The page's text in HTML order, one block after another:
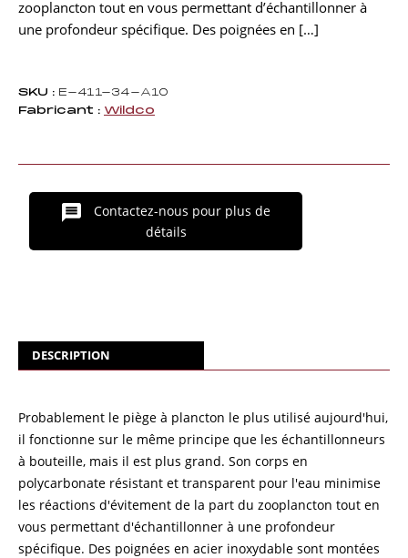
zooplancton tout en vous permettant d’échantillonner à
une profondeur spécifique. Des poignées en […]
SKU : E-411-34-A10
Fabricant : Wildco
Contactez-nous pour plus de
détails
DESCRIPTION
Probablement le piège à plancton le plus utilisé aujourd'hui,
il fonctionne sur le même principe que les échantillonneurs
à bouteille, mais il est plus grand. Son corps en
polycarbonate résistant et transparent pour l'eau minimise
les réactions d'évitement de la part du zooplancton tout en
vous permettant d'échantillonner à une profondeur
spécifique. Des poignées en acier inoxydable sont montées